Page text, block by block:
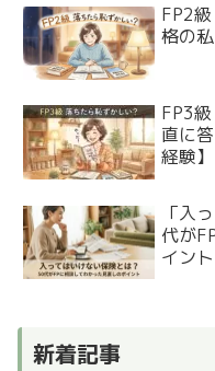
FP2
格の
FP3
直に
経験】
「入
代が
イント
新着記事